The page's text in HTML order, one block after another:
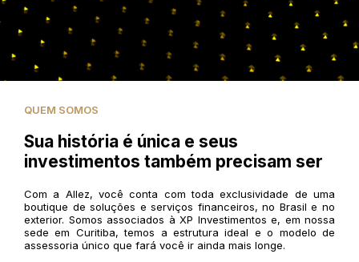
QUEM SOMOS
Sua história é única e seus
investimentos também precisam ser
Com a Allez, você conta com toda exclusividade de uma
boutique de soluções e serviços financeiros, no Brasil e no
exterior. Somos associados à XP Investimentos e, em nossa
sede em Curitiba, temos a estrutura ideal e o modelo de
assessoria único que fará você ir ainda mais longe.